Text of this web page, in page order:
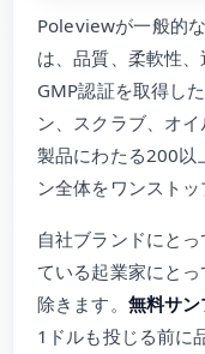
Poleviewが一般的
は、品質、柔軟性、
GMP認証を取得し
ン、スクラブ、オ
製品にわたる200以
ン全体をワンストッ
自社ブランドにと
ている起業家にと
除きます。 無料サ
1ドルも投じる前に